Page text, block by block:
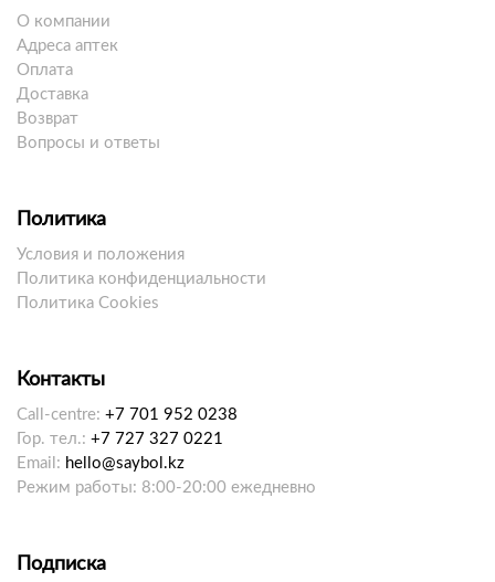
О компании
Адреса аптек
Оплата
Доставка
Возврат
Вопросы и ответы
Политика
Условия и положения
Политика конфиденциальности
Политика Cookies
Контакты
Call-centre: +7 701 952 0238
Гор. тел.: +7 727 327 0221
Email: hello@saybol.kz
Режим работы: 8:00-20:00 ежедневно
Подписка